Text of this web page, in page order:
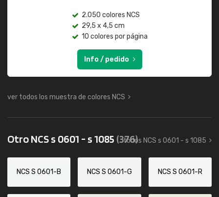
2.050 colores NCS
29,5 x 4,5 cm
10 colores por página
Info / pedido
ver todos los muestra de colores NCS
Otro NCS s 0601 - s 1085 (376)
todos NCS s 0601 - s 1085
NCS S 0601-B NCS S 0601-G NCS S 0601-R